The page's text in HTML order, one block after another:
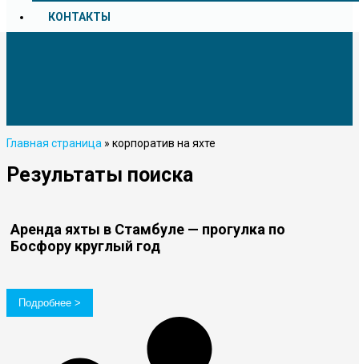
КОНТАКТЫ
Главная страница » корпоратив на яхте
Результаты поиска
Аренда яхты в Стамбуле — прогулка по
Босфору круглый год
Подробнее >